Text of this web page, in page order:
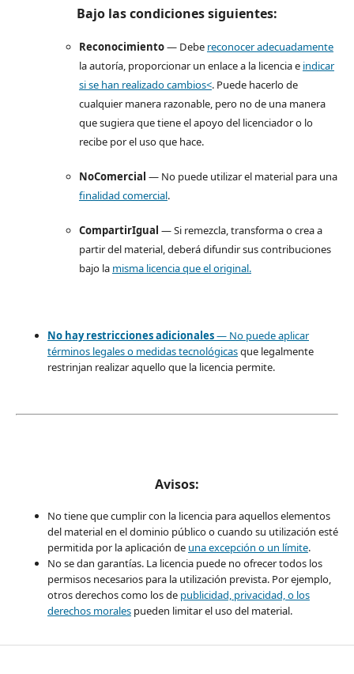
Bajo las condiciones siguientes:
Reconocimiento— Debe reconocer adecuadamente
la autoría, proporcionar un enlace a la licencia e indicar
si se han realizado cambios<. Puede hacerlo de
cualquier manera razonable, pero no de una manera
que sugiera que tiene el apoyo del licenciador o lo
recibe por el uso que hace.
NoComercial — No puede utilizar el material para una
finalidad comercial.
CompartirIgual — Si remezcla, transforma o crea a
partir del material, deberá difundir sus contribuciones
bajo la misma licencia que el original.
No hay restricciones adicionales— No puede aplicar
términos legales o medidas tecnológicasque legalmente
restrinjan realizar aquello que la licencia permite.
Avisos:
No tiene que cumplir con la licencia para aquellos elementos
del material en el dominio público o cuando su utilización esté
permitida por la aplicación de una excepción o un límite.
No se dan garantías. La licencia puede no ofrecer todos los
permisos necesarios para la utilización prevista. Por ejemplo,
otros derechos como los de publicidad, privacidad, o los
derechos moralespueden limitar el uso del material.